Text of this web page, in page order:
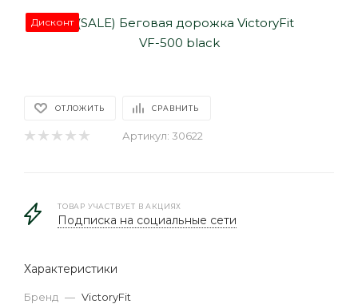
Дисконт
ОТЛОЖИТЬ СРАВНИТЬ
Артикул: 30622
ТОВАР УЧАСТВУЕТ В АКЦИЯХ
Подписка на социальные сети
Характеристики
Бренд — VictoryFit